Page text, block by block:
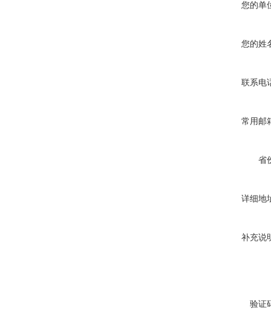
您的单
您的姓
联系电
常用邮
省
详细地
补充说
验证